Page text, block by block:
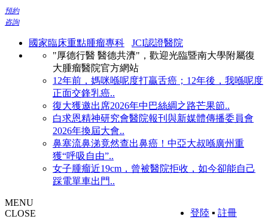
預約
咨詢
國家臨床重點腫瘤專科
JCI認證醫院
"厚德行醫 醫德共濟"，歡迎光臨暨南大學附屬復
大腫瘤醫院官方網站
12年前，媽咪喺呢度打贏舌癌；12年後，我喺呢度
正面交鋒乳癌..
復大獲邀出席2026年中巴絲綢之路芒果節..
白求恩精神研究會醫院報刊與新媒體傳播委員會
2026年換屆大會..
鼻塞流鼻涕竟然查出鼻癌！中亞大叔喺廣州重
獲“呼吸自由”..
女子腫瘤近19cm，曾被醫院拒收，如今卻能自己
踩電單車出門..
登陸 ▪ 註冊
MENU
CLOSE